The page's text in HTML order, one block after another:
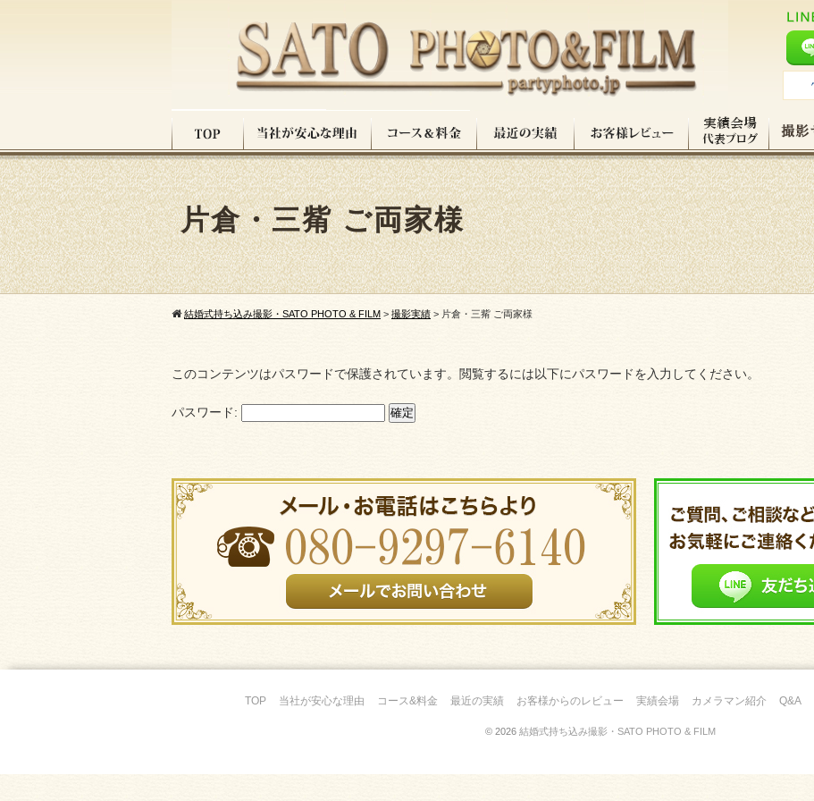
片倉・三觜 ご両家様
結婚式持ち込み撮影・SATO PHOTO & FILM > 撮影実績 > 片倉・三觜 ご両家様
このコンテンツはパスワードで保護されています。閲覧するには以下にパスワードを入力してください。
パスワード:
TOP 当社が安心な理由 コース&料金 最近の実績 お客様からのレビュー 実績会場 カメラマン紹介 Q&A
© 2026 結婚式持ち込み撮影・SATO PHOTO & FILM